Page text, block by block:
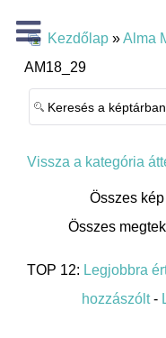
Kezdőlap »Alma
AM18_29
Vissza a kategória
Összes
Összes
TOP 12: Legjobbra
hozzászólt-